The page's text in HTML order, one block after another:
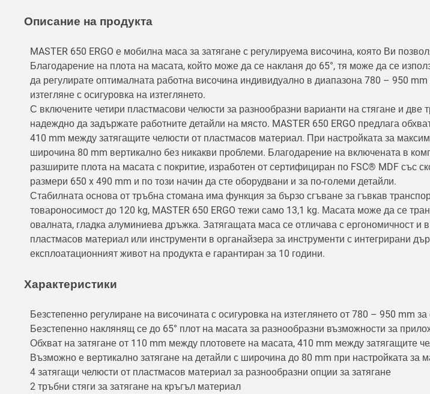
Описание на продукта
MASTER 650 ERGO е мобилна маса за затягане с регулируема височина, която Ви
Благодарение на плота на масата, който може да се накланя до 65°, тя може да се
да регулирате оптималната работна височина индивидуално в диапазона 780 – 950
изтегляне с осигуровка на изтеглянето.
С включените четири пластмасови челюсти за разнообразни варианти на стягане и две
надеждно да задържате работните детайли на място. MASTER 650 ERGO предлага
410 mm между затягащите челюсти от пластмасов материал. При настройката за
широчина 80 mm вертикално без никакви проблеми. Благодарение на включената в
разширите плота на масата с покритие, изработен от сертифициран по FSC® MDF със
размери 650 x 490 mm и по този начин да сте оборудвани и за по-големи детайли.
Стабилната основа от тръбна стомана има функция за бързо сгъване за гъвкав
товароносимост до 120 kg, MASTER 650 ERGO тежи само 13,1 kg. Масата може да се
овалната, гладка алуминиева дръжка. Затягащата маса се отличава с ергономичност и
пластмасов материал или инструменти в органайзера за инструменти с интегрирани
експлоатационният живот на продукта е гарантиран за 10 години.
Характеристики
Безстепенно регулиране на височината с осигуровка на изтеглянето от 780 – 950 mm
Безстепенно наклянящ се до 65° плот на масата за разнообразни възможности за
Обхват на затягане от 110 mm между плотовете на масата, 410 mm между затягащите
Възможно е вертикално затягане на детайли с широчина до 80 mm при настройката за
4 затягащи челюсти от пластмасов материал за разнообразни опции за затягане
2 тръбни стяги за затягане на кръгъл материал